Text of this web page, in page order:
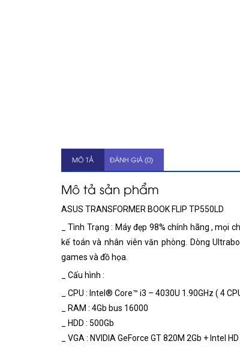
MÔ TẢ ĐÁNH GIÁ (0)
Mô tả sản phẩm
ASUS TRANSFORMER BOOK FLIP TP550LD
_ Tình Trạng : Máy đẹp 98% chính hãng ,
kế toán và nhân viên văn phòng. Dòng
games và đồ họa.
_ Cấu hình :
_ CPU : Intel® Core™ i3 – 4030U 1.90GHz ( 4
_ RAM : 4Gb bus 16000
_ HDD : 500Gb
_ VGA : NVIDIA GeForce GT 820M 2Gb + Intel